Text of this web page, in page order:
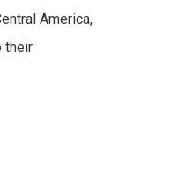
America,
their